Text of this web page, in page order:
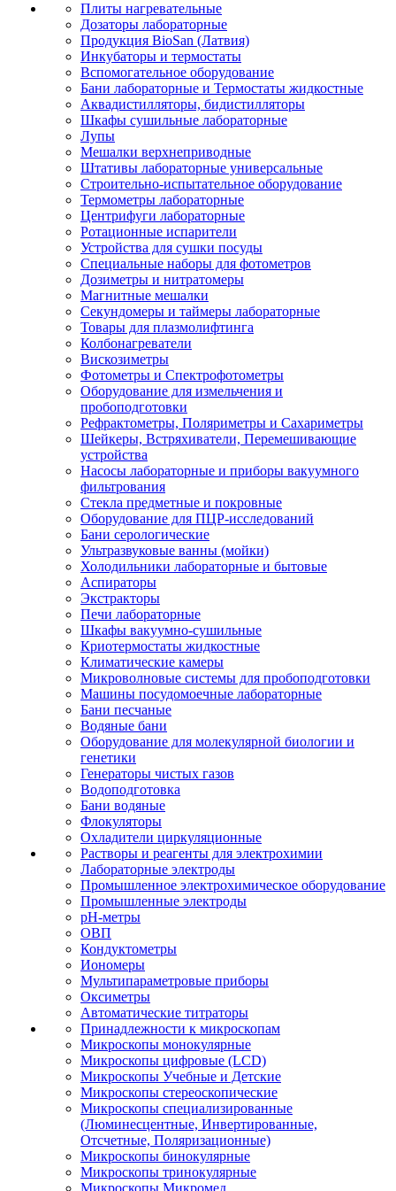
Плиты нагревательные
Дозаторы лабораторные
Продукция BioSan (Латвия)
Инкубаторы и термостаты
Вспомогательное оборудование
Бани лабораторные и Термостаты жидкостные
Аквадистилляторы, бидистилляторы
Шкафы сушильные лабораторные
Лупы
Мешалки верхнеприводные
Штативы лабораторные универсальные
Строительно-испытательное оборудование
Термометры лабораторные
Центрифуги лабораторные
Ротационные испарители
Устройства для сушки посуды
Специальные наборы для фотометров
Дозиметры и нитратомеры
Магнитные мешалки
Секундомеры и таймеры лабораторные
Товары для плазмолифтинга
Колбонагреватели
Вискозиметры
Фотометры и Спектрофотометры
Оборудование для измельчения и
пробоподготовки
Рефрактометры, Поляриметры и Сахариметры
Шейкеры, Встряхиватели, Перемешивающие
устройства
Насосы лабораторные и приборы вакуумного
фильтрования
Стекла предметные и покровные
Оборудование для ПЦР-исследований
Бани серологические
Ультразвуковые ванны (мойки)
Холодильники лабораторные и бытовые
Аспираторы
Экстракторы
Печи лабораторные
Шкафы вакуумно-сушильные
Криотермостаты жидкостные
Климатические камеры
Микроволновые системы для пробоподготовки
Машины посудомоечные лабораторные
Бани песчаные
Водяные бани
Оборудование для молекулярной биологии и
генетики
Генераторы чистых газов
Водоподготовка
Бани водяные
Флокуляторы
Охладители циркуляционные
Растворы и реагенты для электрохимии
Лабораторные электроды
Промышленное электрохимическое оборудование
Промышленные электроды
pH-метры
ОВП
Кондуктометры
Иономеры
Мультипараметровые приборы
Оксиметры
Автоматические титраторы
Принадлежности к микроскопам
Микроскопы монокулярные
Микроскопы цифровые (LCD)
Микроскопы Учебные и Детские
Микроскопы стереоскопические
Микроскопы специализированные
(Люминесцентные, Инвертированные,
Отсчетные, Поляризационные)
Микроскопы бинокулярные
Микроскопы тринокулярные
Микроскопы Микромед